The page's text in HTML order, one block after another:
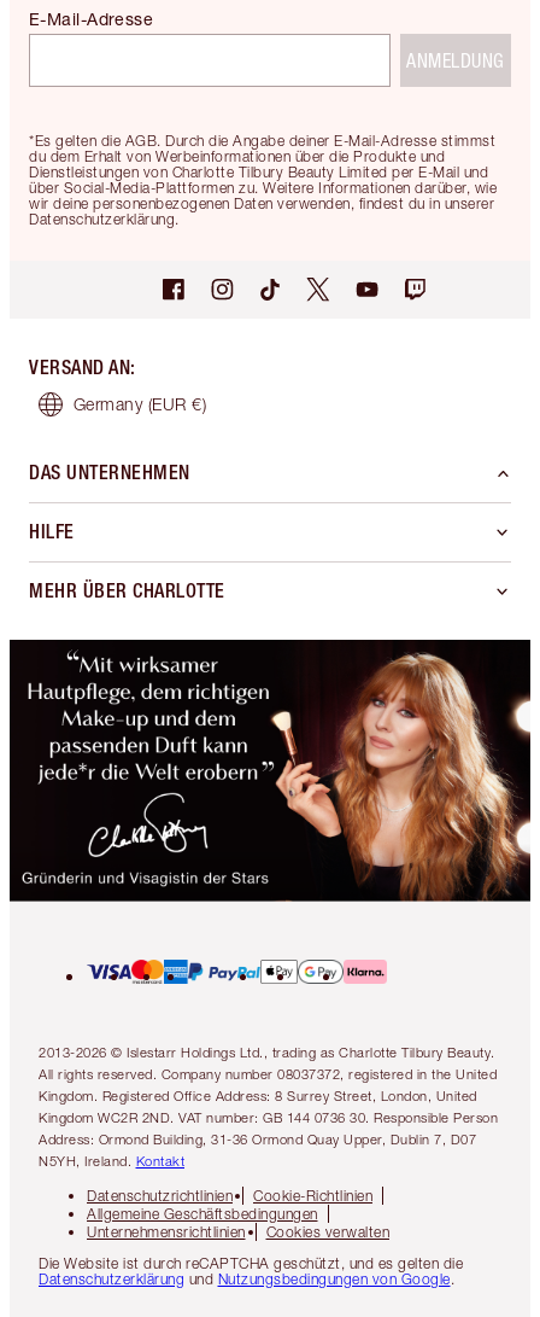
*Es gelten die AGB. Durch die Angabe deiner E-Mail-Adresse stimmst
du dem Erhalt von Werbeinformationen über die Produkte und
Dienstleistungen von Charlotte Tilbury Beauty Limited per E-Mail und
über Social-Media-Plattformen zu. Weitere Informationen darüber, wie
wir deine personenbezogenen Daten verwenden, findest du in unserer
Datenschutzerklärung.
E-Mail-Adresse
ANMELDUNG
VERSAND AN:
Germany (EUR €)
DAS UNTERNEHMEN
HILFE
MEHR ÜBER CHARLOTTE
2013-2026 © Islestarr Holdings Ltd., trading as Charlotte Tilbury Beauty.
All rights reserved. Company number 08037372, registered in the United
Kingdom. Registered Office Address: 8 Surrey Street, London, United
Kingdom WC2R 2ND. VAT number: GB 144 0736 30. Responsible Person
Address: Ormond Building, 31-36 Ormond Quay Upper, Dublin 7, D07
N5YH, Ireland.
Kontakt
Datenschutzrichtlinien
Cookie-Richtlinien
Allgemeine Geschäftsbedingungen
Unternehmensrichtlinien
Cookies verwalten
Die Website ist durch reCAPTCHA geschützt, und es gelten die
Datenschutzerklärung und Nutzungsbedingungen von Google.